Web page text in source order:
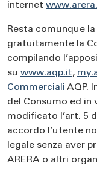
internet
Resta comunque
gratuitamente la
compilando
su www.aqp.it,
Commerciali AQP.
del Consumo ed in
modificato l’art. 5
accordo l’utente
legale senza aver
ARERA o altri